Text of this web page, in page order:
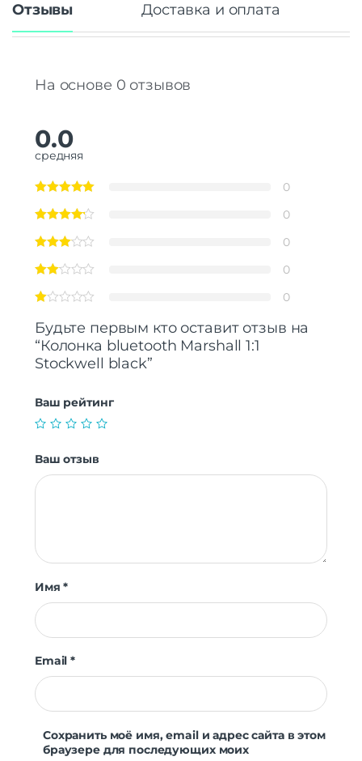
Отзывы Доставка и оплата
На основе 0 отзывов
0.0
средняя
0
0
0
0
0
Будьте первым кто оставит отзыв на
“Колонкa bluetooth Marshall 1:1
Stockwell black”
Ваш рейтинг
Ваш отзыв
Имя*
Email*
Сохранить моё имя, email и адрес сайта в этом
браузере для последующих моих